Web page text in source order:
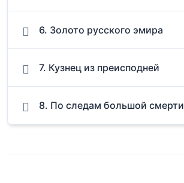
6. Золото русского эмира
7. Кузнец из преисподней
8. По следам большой смерти